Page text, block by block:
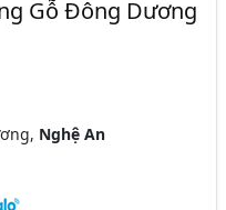
Gỗ Đông Dương
Nghệ An